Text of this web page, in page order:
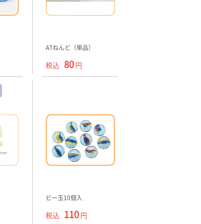
ATねんど（単品）
税込 80 円
ビー玉10個入
税込 110 円